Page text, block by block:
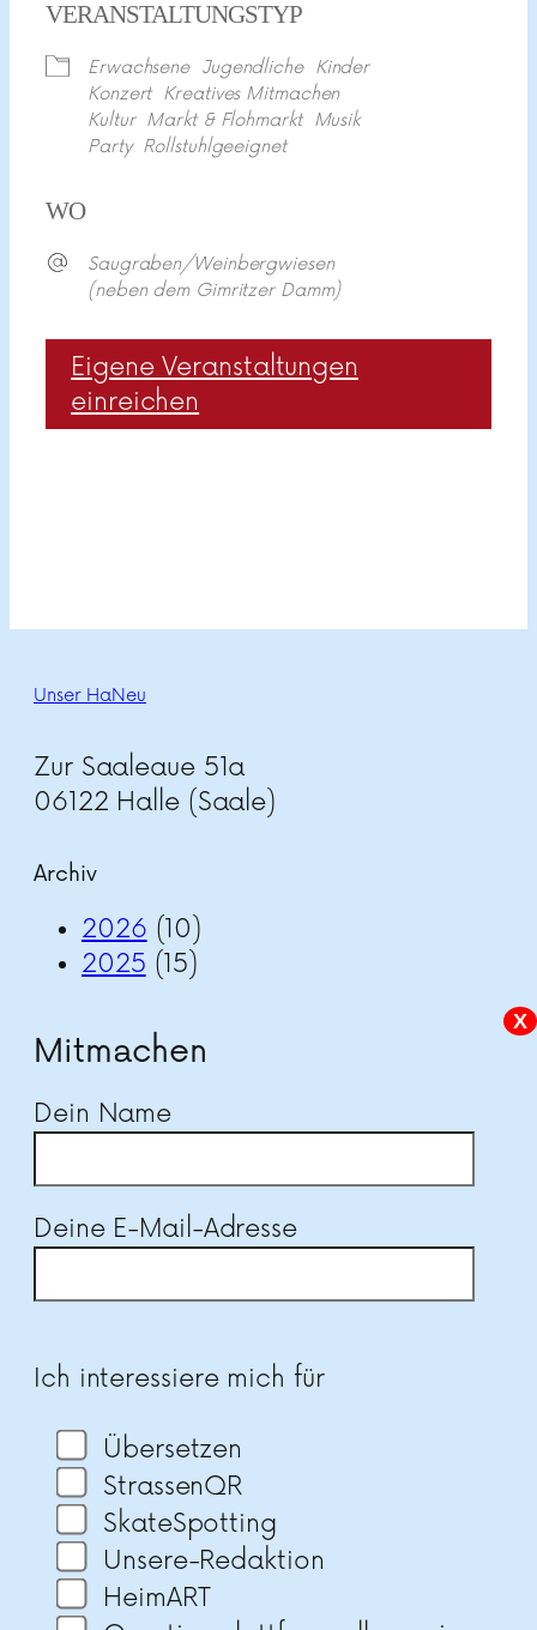
VERANSTALTUNGSTYP
Erwachsene Jugendliche
Kinder
Konzert Kreatives Mitmachen
Kultur Markt & Flohmarkt
Musik
Party Rollstuhlgeeignet
WO
Saugraben/Weinbergwiesen
(neben dem Gimritzer Damm)
Eigene Veranstaltungen
einreichen
Unser HaNeu
Zur Saaleaue 51a
06122 Halle (Saale)
Archiv
2026 (10)
2025 (15)
X
Mitmachen
Dein Name
Deine E-Mail-Adresse
Ich interessiere mich für
Übersetzen
StrassenQR
SkateSpotting
Unsere-Redaktion
HeimART